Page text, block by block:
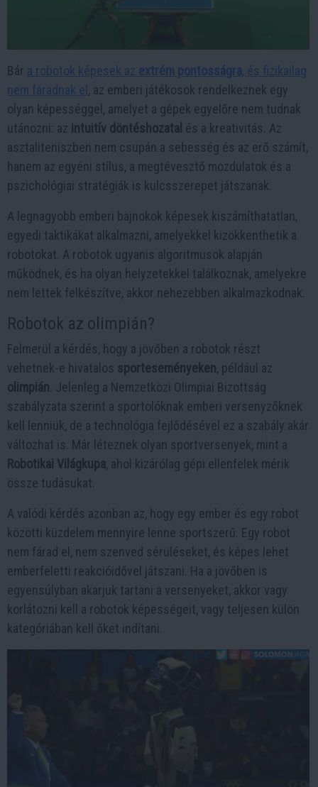
Bár a robotok képesek az extrém pontosságra, és fizikailag
nem fáradnak el , az emberi játékosok rendelkeznek egy
olyan képességgel, amelyet a gépek egyelőre nem tudnak
utánozni: az intuitív döntéshozatal és a kreativitás. Az
asztaliteniszben nem csupán a sebesség és az erő számít,
hanem az egyéni stílus, a megtévesztő mozdulatok és a
pszichológiai stratégiák is kulcsszerepet játszanak.
A legnagyobb emberi bajnokok képesek kiszámíthatatlan,
egyedi taktikákat alkalmazni, amelyekkel kizökkenthetik a
robotokat. A robotok ugyanis algoritmusok alapján
működnek, és ha olyan helyzetekkel találkoznak, amelyekre
nem lettek felkészítve, akkor nehezebben alkalmazkodnak.
Robotok az olimpián?
Felmerül a kérdés, hogy a jövőben a robotok részt
vehetnek-e hivatalos sporteseményeken, például az
olimpián . Jelenleg a Nemzetközi Olimpiai Bizottság
szabályzata szerint a sportolóknak emberi versenyzőknek
kell lenniük, de a technológia fejlődésével ez a szabály akár
változhat is. Már léteznek olyan sportversenyek, mint a
Robotikai Világkupa, ahol kizárólag gépi ellenfelek mérik
össze tudásukat.
A valódi kérdés azonban az, hogy egy ember és egy robot
közötti küzdelem mennyire lenne sportszerű. Egy robot
nem fárad el, nem szenved sérüléseket, és képes lehet
emberfeletti reakcióidővel játszani. Ha a jövőben is
egyensúlyban akarjuk tartani a versenyeket, akkor vagy
korlátozni kell a robotok képességeit, vagy teljesen külön
kategóriában kell őket indítani.